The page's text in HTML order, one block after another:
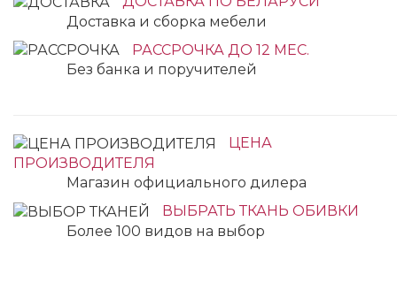
Доставка и сборка мебели
РАССРОЧКА ДО 12 МЕС.
Без банка и поручителей
ЦЕНА
ПРОИЗВОДИТЕЛЯ
Магазин официального дилера
ВЫБРАТЬ ТКАНЬ ОБИВКИ
Более 100 видов на выбор